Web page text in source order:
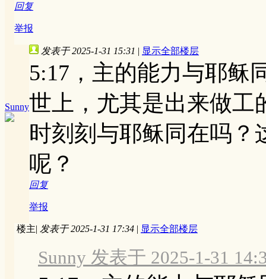
回复
举报
Sunny
发表于 2025-1-31 15:31 | 显示全部楼层
5:17，主的能力与耶稣
世上，尤其是出来做工
时刻刻与耶稣同在吗？
呢？
回复
举报
楼主| 发表于 2025-1-31 17:34 | 显示全部楼层
Sunny 发表于 2025-1-31